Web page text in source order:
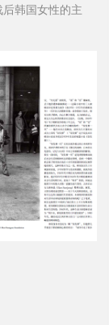
韩国女性的主